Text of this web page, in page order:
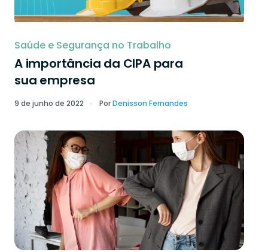
Saúde e Segurança no Trabalho
A importância da CIPA para
sua empresa
9 de junho de 2022 PorDenisson Fernandes